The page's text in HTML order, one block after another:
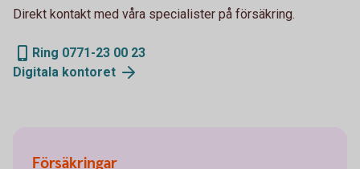
Direkt kontakt med våra specialister på försäkring.
Ring 0771-23 00 23
Digitala kontoret
Försäkringar